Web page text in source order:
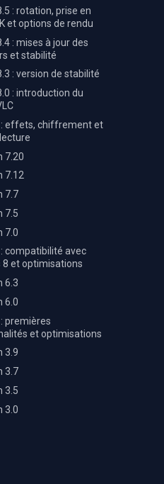
: rotation, prise en
et options de rendu
: mises à jour des
et stabilité
: version de stabilité
: introduction du
: effets, chiffrement et
7.20
7.12
7.7
7.5
7.0
compatibilité avec
8 et optimisations
6.3
6.0
premières
et optimisations
3.9
3.7
3.5
3.0